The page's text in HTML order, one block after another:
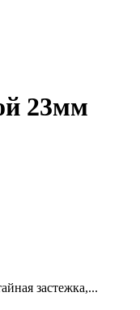
23мм
застежка,...